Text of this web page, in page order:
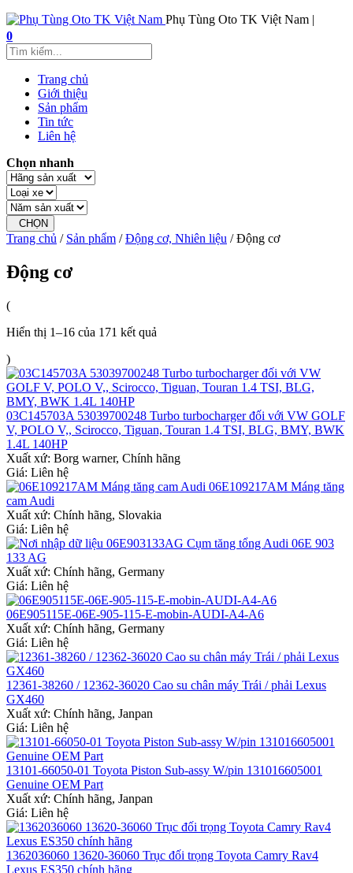
Phụ Tùng Oto TK Việt Nam |
0
Trang chủ
Giới thiệu
Sản phẩm
Tin tức
Liên hệ
Chọn nhanh
CHỌN
Trang chủ / Sản phẩm /Động cơ, Nhiên liệu / Động cơ
Động cơ
(
Hiển thị 1–16 của 171 kết quả
)
03C145703A 53039700248 Turbo turbocharger đối với VW GOLF
V, POLO V,, Scirocco, Tiguan, Touran 1.4 TSI, BLG, BMY, BWK
1.4L 140HP
Xuất xứ: Borg warner, Chính hãng
Giá: Liên hệ
06E109217AM Máng tăng
cam Audi
Xuất xứ: Chính hãng, Slovakia
Giá: Liên hệ
06E903133AG Cụm tăng tổng Audi 06E 903
133 AG
Xuất xứ: Chính hãng, Germany
Giá: Liên hệ
06E905115E-06E-905-115-E-mobin-AUDI-A4-A6
Xuất xứ: Chính hãng, Germany
Giá: Liên hệ
12361-38260 / 12362-36020 Cao su chân máy Trái / phải Lexus
GX460
Xuất xứ: Chính hãng, Janpan
Giá: Liên hệ
13101-66050-01 Toyota Piston Sub-assy W/pin 131016605001
Genuine OEM Part
Xuất xứ: Chính hãng, Janpan
Giá: Liên hệ
1362036060 13620-36060 Trục đối trọng Toyota Camry Rav4
Lexus ES350 chính hãng